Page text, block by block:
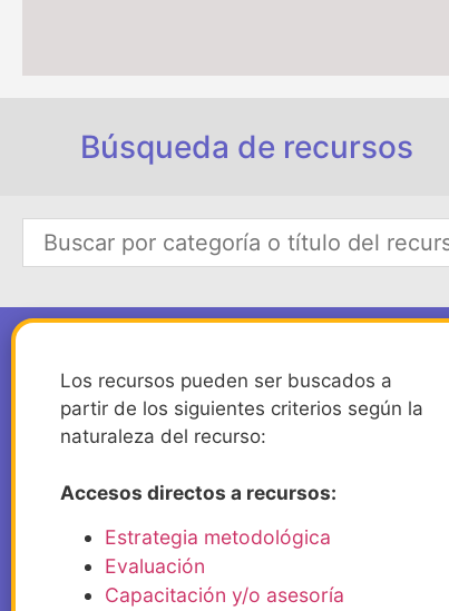
Búsqueda de recursos
Los recursos pueden ser buscados a
partir de los siguientes criterios según la
naturaleza del recurso:
Accesos directos a recursos:
Estrategia metodológica
Evaluación
Capacitación y/o asesoría